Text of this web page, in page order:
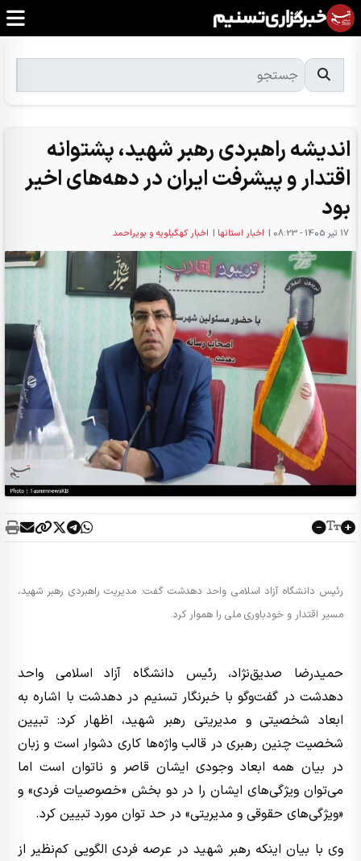
اندیشه راهبردی رهبر شهید، پشتوانه
اقتدار و پیشرفت ایران در دهه‌های اخیر
بود
17 تير 1405 - 08:23 | اخبار استانها | اخبار کهگیلویه و بویراحمد
رئیس دانشگاه آزاد اسلامی واحد دهدشت گفت: مدیریت راهبردی رهبر شهید،
مسیر اقتدار و خودباوری ملی را هموار کرد.
حمیدرضا صدیق‌نژاد، رئیس دانشگاه آزاد اسلامی واحد
دهدشت در گفت‌وگو با خبرنگار تسنیم در دهدشت با اشاره به
ابعاد شخصیتی و مدیریتی رهبر شهید، اظهار کرد: تبیین
شخصیت چنین رهبری در قالب واژه‌ها کاری دشوار است و زبان
در بیان همه ابعاد وجودی ایشان قاصر و ناتوان است اما
می‌توان ویژگی‌های ایشان را در دو بخش «خصوصیات فردی» و
«ویژگی‌های حقوقی و مدیریتی» در حد توان مورد تبیین کرد.
وی با بیان اینکه رهبر شهید در عرصه فردی الگویی کم‌نظیر از